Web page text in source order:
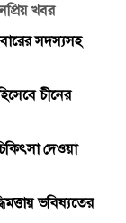
খবর
সদস্যসহ
চীনের
দেওয়া
ভবিষ্যতের